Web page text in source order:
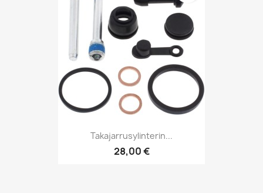
Takajarrusylinterin...
28,00 €